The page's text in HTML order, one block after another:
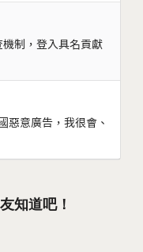
制，登入具名貢獻
惡意廣告，我很會、
知道吧！